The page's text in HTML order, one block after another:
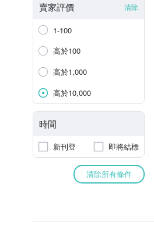
賣家評價 清除
1-100
高於100
高於1,000
高於10,000
時間
新刊登 即將結標
清除所有條件